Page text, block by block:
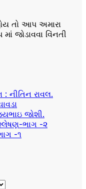
તો આપ અમારા
જોડાવવા વિંનતી
નીતિન રાવલ.
જોશી.
ભાગ -૨
-૧